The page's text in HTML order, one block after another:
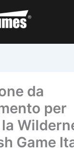
da
per
Game